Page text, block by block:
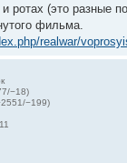
ротах (это разные
фильма.
realwar/
−18)
−199)